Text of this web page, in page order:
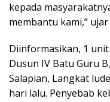
kepada
membantu kami,”
Diinformasikan, 1
Dusun IV Batu Guru
Salapian, Langkat
hari lalu. Penyebab